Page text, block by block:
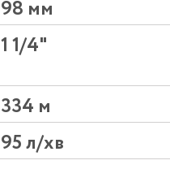
98 мм
1 1/4"
334 м
95 л/хв